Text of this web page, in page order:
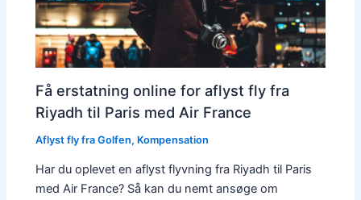
Få erstatning online for aflyst fly fra
Riyadh til Paris med Air France
Aflyst fly fra Golfen, Kompensation
Har du oplevet en aflyst flyvning fra Riyadh til Paris
med Air France? Så kan du nemt ansøge om